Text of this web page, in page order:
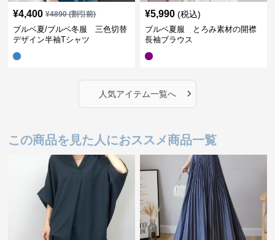
¥4,400 ¥4890(割引前)
ブルベ夏/ブルベ冬服 三色切替
デザイン半袖Tシャツ
¥5,990 (税込)
ブルベ夏服 とろみ素材の開襟
長袖ブラウス
人気アイテム一覧へ ›
この商品を見た人におススメ商品一覧